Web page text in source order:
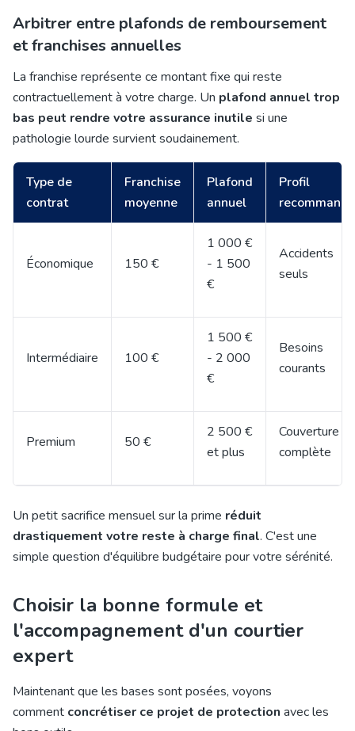
Arbitrer entre plafonds de remboursement
et franchises annuelles
La franchise représente ce montant fixe qui reste
contractuellement à votre charge. Un plafond annuel trop
bas peut rendre votre assurance inutile si une
pathologie lourde survient soudainement.
Type de
contrat
Franchise
moyenne
Plafond
annuel
Profil
recommandé
Économique 150 €
1 000 €
- 1 500
€
Accidents
seuls
Intermédiaire 100 €
1 500 €
- 2 000
€
Besoins
courants
Premium 50 €
2 500 €
et plus
Couverture
complète
Un petit sacrifice mensuel sur la prime réduit
drastiquement votre reste à charge final. C'est une
simple question d'équilibre budgétaire pour votre sérénité.
Choisir la bonne formule et
l'accompagnement d'un courtier
expert
Maintenant que les bases sont posées, voyons
comment concrétiser ce projet de protection avec les